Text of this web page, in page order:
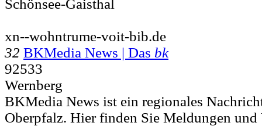
Schönsee-Gaisthal
xn--wohntrume-voit-bib.de
32 BKMedia News | Das bk
92533
Wernberg
BKMedia News ist ein regionales
Oberpfalz. Hier finden Sie Meldungen